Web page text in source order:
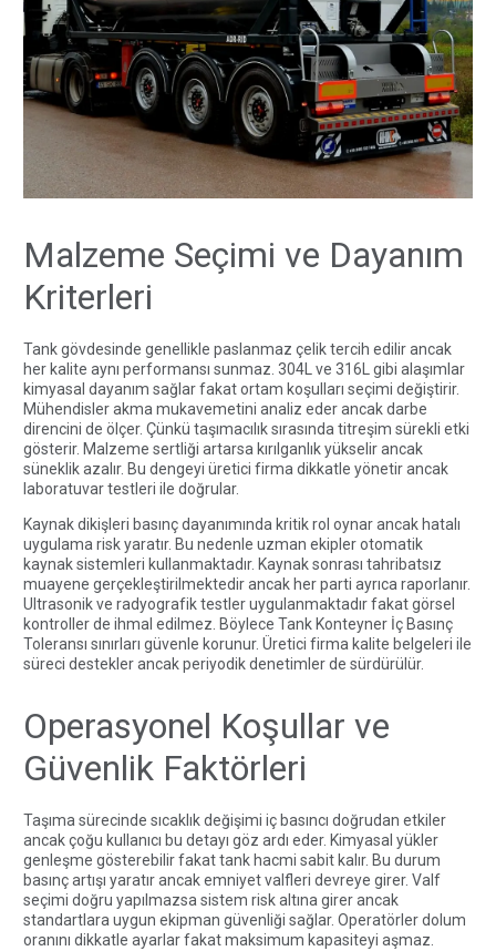
Malzeme Seçimi ve Dayanım
Kriterleri
Tank gövdesinde genellikle paslanmaz çelik tercih edilir ancak
her kalite aynı performansı sunmaz. 304L ve 316L gibi alaşımlar
kimyasal dayanım sağlar fakat ortam koşulları seçimi değiştirir.
Mühendisler akma mukavemetini analiz eder ancak darbe
direncini de ölçer. Çünkü taşımacılık sırasında titreşim sürekli etki
gösterir. Malzeme sertliği artarsa kırılganlık yükselir ancak
süneklik azalır. Bu dengeyi üretici firma dikkatle yönetir ancak
laboratuvar testleri ile doğrular.
Kaynak dikişleri basınç dayanımında kritik rol oynar ancak hatalı
uygulama risk yaratır. Bu nedenle uzman ekipler otomatik
kaynak sistemleri kullanmaktadır. Kaynak sonrası tahribatsız
muayene gerçekleştirilmektedir ancak her parti ayrıca raporlanır.
Ultrasonik ve radyografik testler uygulanmaktadır fakat görsel
kontroller de ihmal edilmez. Böylece Tank Konteyner İç Basınç
Toleransı sınırları güvenle korunur. Üretici firma kalite belgeleri ile
süreci destekler ancak periyodik denetimler de sürdürülür.
Operasyonel Koşullar ve
Güvenlik Faktörleri
Taşıma sürecinde sıcaklık değişimi iç basıncı doğrudan etkiler
ancak çoğu kullanıcı bu detayı göz ardı eder. Kimyasal yükler
genleşme gösterebilir fakat tank hacmi sabit kalır. Bu durum
basınç artışı yaratır ancak emniyet valfleri devreye girer. Valf
seçimi doğru yapılmazsa sistem risk altına girer ancak
standartlara uygun ekipman güvenliği sağlar. Operatörler dolum
oranını dikkatle ayarlar fakat maksimum kapasiteyi aşmaz.